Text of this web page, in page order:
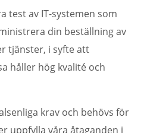
test av IT-systemen som
din beställning av
tjänster, i syfte att
håller hög kvalité och
krav och behövs för
uppfylla våra åtaganden i